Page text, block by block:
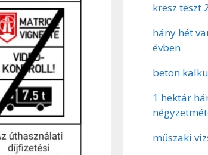
kresz teszt
hány hét
évben
beton
1 hektár
műszaki